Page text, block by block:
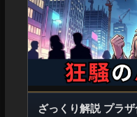
ざっくり解説 プラ